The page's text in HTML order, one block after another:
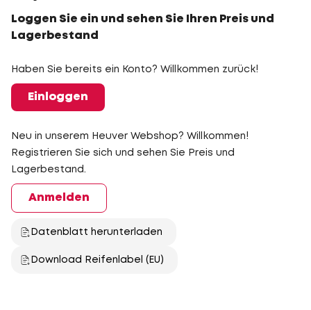
Loggen Sie ein und sehen Sie Ihren Preis und
Lagerbestand
Haben Sie bereits ein Konto? Willkommen zurück!
Einloggen
Neu in unserem Heuver Webshop? Willkommen!
Registrieren Sie sich und sehen Sie Preis und
Lagerbestand.
Anmelden
Datenblatt herunterladen
Download Reifenlabel (EU)